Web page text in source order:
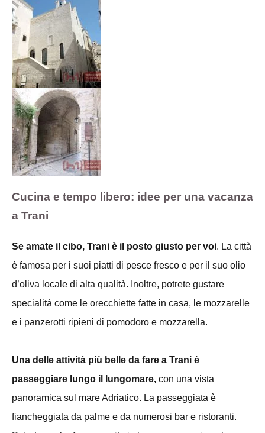
Cucina e tempo libero: idee per una vacanza
a Trani
Se amate il cibo, Trani è il posto giusto per voi. La città
è famosa per i suoi piatti di pesce fresco e per il suo olio
d’oliva locale di alta qualità. Inoltre, potrete gustare
specialità come le orecchiette fatte in casa, le mozzarelle
e i panzerotti ripieni di pomodoro e mozzarella.
Una delle attività più belle da fare a Trani è
passeggiare lungo il lungomare,con una vista
panoramica sul mare Adriatico. La passeggiata è
fiancheggiata da palme e da numerosi bar e ristoranti.